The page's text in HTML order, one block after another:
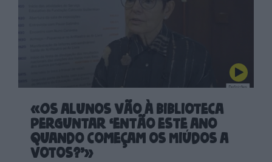
«Os alunos vão à biblioteca
perguntar ‘então este ano
quando começam os Miúdos a
Votos?’»